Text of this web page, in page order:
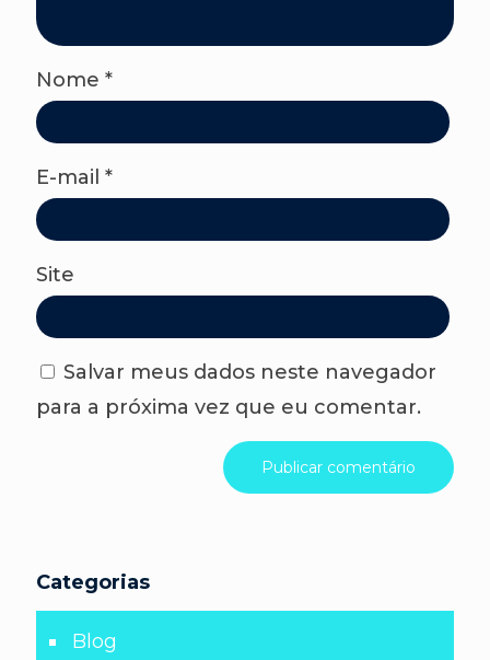
Nome *
E-mail *
Site
Salvar meus dados neste navegador
para a próxima vez que eu comentar.
Categorias
Blog